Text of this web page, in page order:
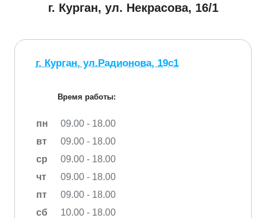
г. Курган, ул. Некрасова, 16/1
г. Курган, ул.Радионова, 19с1
Время работы:
пн
09.00 - 18.00
вт
09.00 - 18.00
ср
09.00 - 18.00
чт
09.00 - 18.00
пт
09.00 - 18.00
сб
10.00 - 18.00